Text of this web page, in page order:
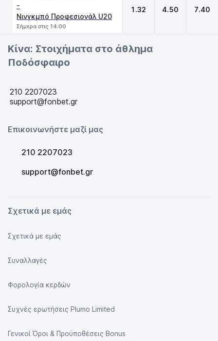
-
Νινγκμπό Προφεσιονάλ U20
Σήμερα στις 14:00
1.32 4.50 7.40
Κίνα: Στοιχήματα στο άθλημα
Ποδόσφαιρο
210 2207023
support@fonbet.gr
Επικοινωνήστε μαζί μας
210 2207023
support@fonbet.gr
Σχετικά με εμάς
Σχετικά με εμάς
Συναλλαγές
Φορολογία κερδών
Συχνές ερωτήσεις Plumo Limited
Γενικοί Όροι & Προϋποθέσεις Bonus